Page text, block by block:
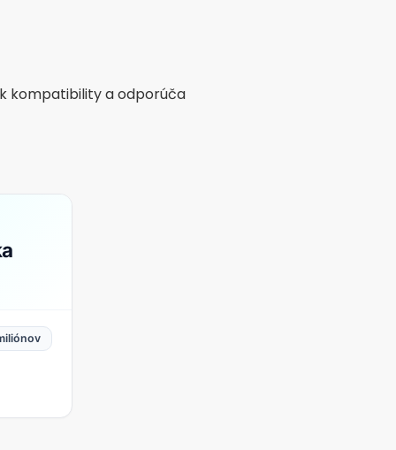
uviesť, či máte deti
kontaktu.
a spôsobiť frustráciu.
svojej adresy,